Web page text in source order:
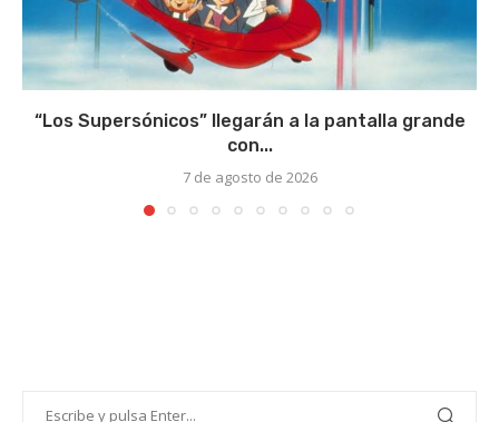
“Los Supersónicos” llegarán a la pantalla grande
con...
7 de agosto de 2026